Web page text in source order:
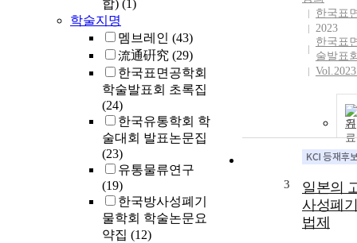
합) (1)
학술지명
멤브레인 (43)
流通硏究 (29)
한국표면공학회
학술발표회 초록집
(24)
한국유통학회 학
술대회 발표논문집
(23)
유통물류연구
(19)
한국방사성폐기
물학회 학술논문요
약집 (12)
한국표
2023
한국표
술발표
기
3
일본의
사성폐
법제